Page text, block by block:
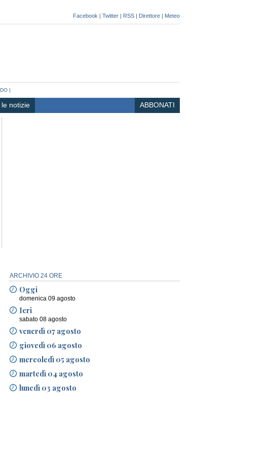
Facebook | Twitter | RSS | Direttore | Meteo
|
le notizie ABBONATI
ARCHIVIO 24 ORE
Oggi
domenica 09 agosto
Ieri
sabato 08 agosto
venerdì 07 agosto
giovedì 06 agosto
mercoledì 05 agosto
martedì 04 agosto
lunedì 03 agosto